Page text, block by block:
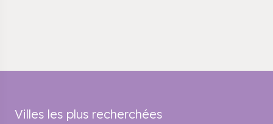
Villes les plus recherchées